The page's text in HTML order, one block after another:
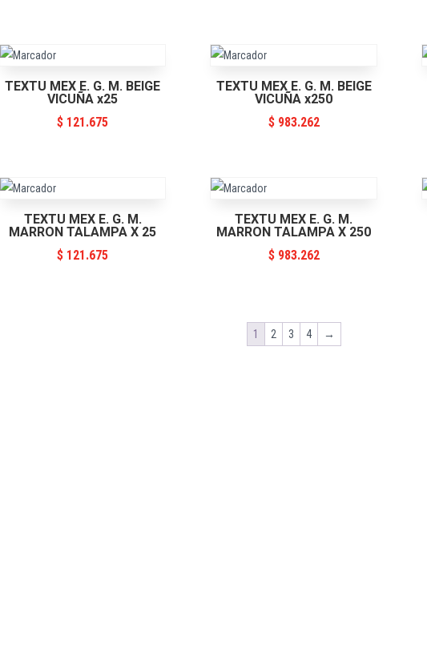
TEXTU MEX E. G. M. BEIGE
VICUÑA x25
$ 121.675
TEXTU MEX E. G. M. BEIGE
VICUÑA x250
$983.262
TEXTU MEX E. G. M.
MARRON TALAMPA X 25
$ 121.675
TEXTU MEX E. G. M.
MARRON TALAMPA X 250
$983.262
1 2 3 4 →